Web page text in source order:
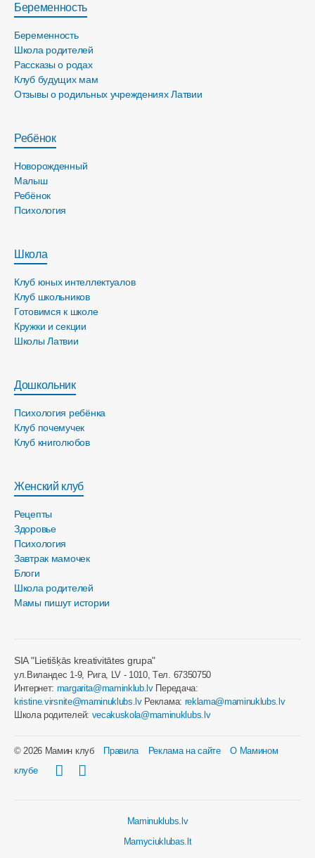
Беременность
Беременность
Школа родителей
Рассказы о родах
Клуб будущих мам
Отзывы о родильных учреждениях Латвии
Ребёнок
Новорожденный
Малыш
Ребёнок
Психология
Школа
Клуб юных интеллектуалов
Клуб школьников
Готовимся к школе
Кружки и секции
Школы Латвии
Дошкольник
Психология ребёнка
Клуб почемучек
Клуб книголюбов
Женский клуб
Рецепты
Здоровье
Психология
Завтрак мамочек
Блоги
Школа родителей
Мамы пишут истории
SIA "Lietišķās kreativitātes grupa"
ул.Виландес 1-9, Рига, LV - 1010, Tел. 67350750
Интернет: margarita@maminklub.lvПередача:
kristine.virsnite@maminuklubs.lvРеклама: reklama@maminuklubs.lv
Школа родителей: vecakuskola@maminuklubs.lv
© 2026 Мамин клуб Правила Реклама на сайте
О Мамином
клубе
Maminuklubs.lv
Mamyciuklubas.lt